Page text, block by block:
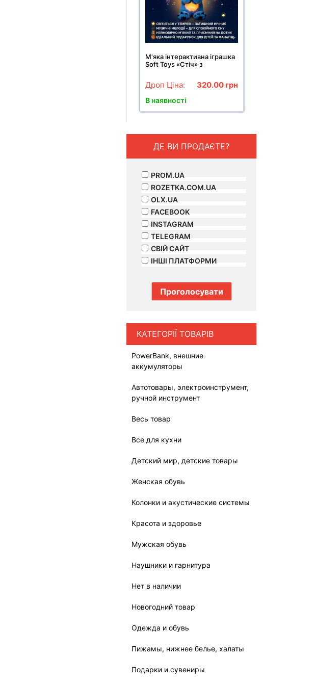
М'яка інтерактивна іграшка
Soft Toys «Стіч» з
світиться, колискова
Дроп Ціна: 320.00 грн
В наявності
ДЕ ВИ ПРОДАЄТЕ?
PROM.UA
ROZETKA.COM.UA
OLX.UA
FACEBOOK
INSTAGRAM
TELEGRAM
СВІЙ САЙТ
ІНШІ ПЛАТФОРМИ
КАТЕГОРІЇ ТОВАРІВ
PowerBank, внешние
аккумуляторы
Автотовары, электроинструмент,
ручной инструмент
Весь товар
Все для кухни
Детский мир, детские товары
Женская обувь
Колонки и акустические системы
Красота и здоровье
Мужская обувь
Наушники и гарнитура
Нет в наличии
Новогодний товар
Одежда и обувь
Пижамы, нижнее белье, халаты
Подарки и сувениры